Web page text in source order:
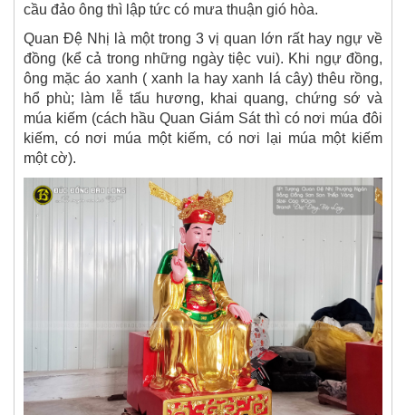
cầu đảo ông thì lập tức có mưa thuận gió hòa.
Quan Đệ Nhị là một trong 3 vị quan lớn rất hay ngự về
đồng (kể cả trong những ngày tiệc vui). Khi ngự đồng,
ông mặc áo xanh ( xanh la hay xanh lá cây) thêu rồng,
hổ phù; làm lễ tấu hương, khai quang, chứng sớ và
múa kiếm (cách hầu Quan Giám Sát thì có nơi múa đôi
kiếm, có nơi múa một kiếm, có nơi lại múa một kiếm
một cờ).